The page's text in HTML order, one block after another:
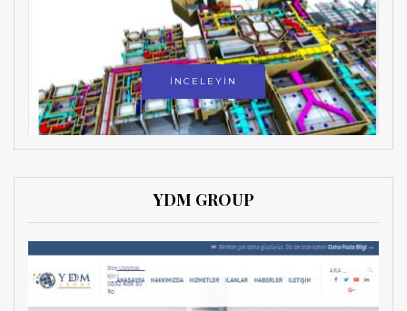
İNCELEYİN
YDM GROUP